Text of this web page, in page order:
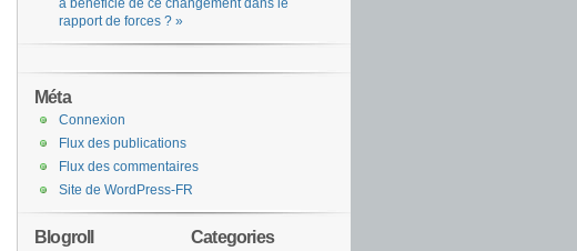
a bénéficié de ce changement dans le
rapport de forces ? »
Méta
Connexion
Flux des publications
Flux des commentaires
Site de WordPress-FR
Categories
Blogroll